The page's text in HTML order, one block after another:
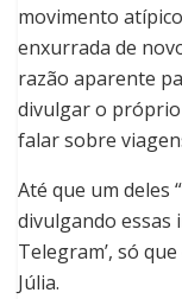
movimento
enxurrada de
razão aparente
divulgar o
falar sobre
Até que um deles
divulgando essas
Telegram’, só
Júlia.